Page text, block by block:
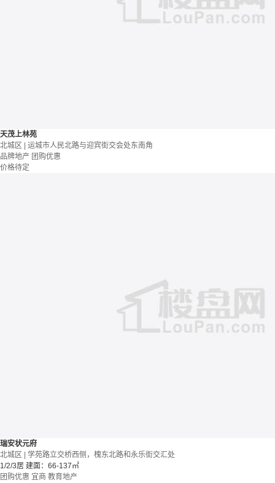
天茂上林苑
北城区 | 运城市人民北路与迎宾街交会处东南角
品牌地产 团购优惠
价格待定
瑞安状元府
北城区 | 学苑路立交桥西侧，槐东北路和永乐街交汇处
1/2/3居 建面：66-137㎡
团购优惠 宜商 教育地产